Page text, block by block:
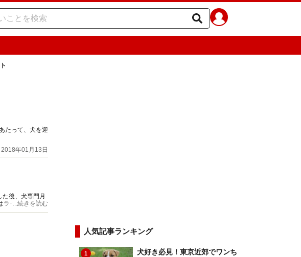
たって、犬を迎
年01月13日
後、犬専門月
ライフワークテ
...続きを読む
人気記事ランキング
1
犬好き必見！東京近郊でワンち